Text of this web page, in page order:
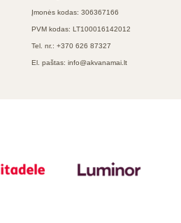
Įmonės kodas: 306367166
PVM kodas: LT100016142012
Tel. nr.: +370 626 87327
El. paštas: info@akvanamai.lt